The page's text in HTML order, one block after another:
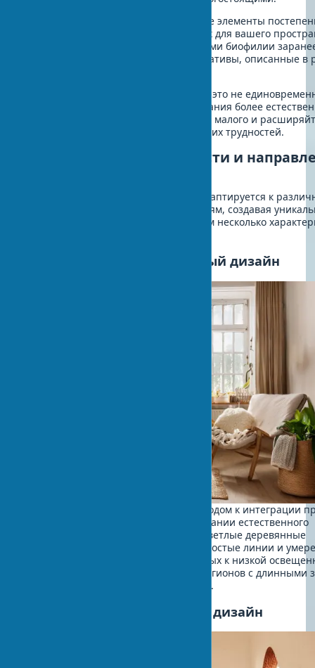
Внедряйте биофильные элементы
начиная с наиболее эффективных для вашего
Узнайте цену проекта с элементами биофилии
используйте бюджетные альтернативы, описанные в
Помните, что биофильный дизайн — это не
проект, а постепенный процесс создания более
здоровой среды обитания. Начните с малого и
подход по мере решения возникающих трудностей.
Региональные особенности и
Естественный дизайн помещений адаптируется к
климатическим и культурным условиям, создавая
региональные вариации. Рассмотрим несколько
Скандинавский биофильный дизайн
Отличается минималистичным подходом к интеграции
фокусом на максимальном использовании естественного
освещения в дизайне. Характерны светлые деревянные
поверхности, нейтральные цвета, простые линии и
количество растений, адаптированных к низкой
Этот стиль идеально подходит для регионов с длинными
ограниченным естественным светом.
Тропический биофильный дизайн